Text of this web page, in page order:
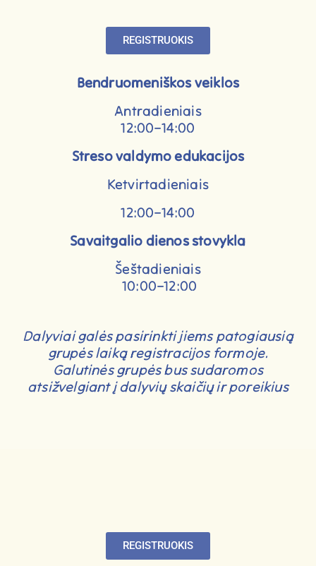
REGISTRUOKIS
Bendruomeniškos veiklos
Antradieniais
12:00–14:00
Streso valdymo edukacijos
Ketvirtadieniais
12:00–14:00
Savaitgalio dienos stovykla
Šeštadieniais
10:00–12:00
Dalyviai galės pasirinkti jiems patogiausią
grupės laiką registracijos formoje.
Galutinės grupės bus sudaromos
atsižvelgiant į dalyvių skaičių ir poreikius
REGISTRUOKIS